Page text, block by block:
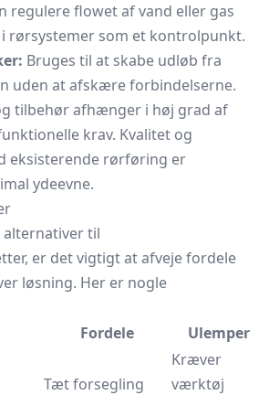
regulere flowet af vand eller gas
rørsystemer som et kontrolpunkt.
Bruges til at skabe udløb fra
uden at afskære forbindelserne.
tilbehør afhænger i høj grad af
krav. Kvalitet og
eksisterende rørføring er
ydeevne.
til
er det vigtigt at afveje fordele
løsning. Her er nogle
Fordele Ulemper
Tæt forsegling
Kræver
værktøj